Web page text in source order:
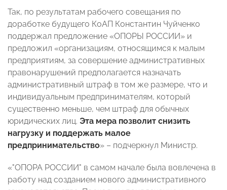
Так, по результатам рабочего совещания по
доработке будущего КоАП Константин Чуйченко
поддержал предложение «ОПОРЫ РОССИИ» и
предложил «организациям, относящимся к малым
предприятиям, за совершение административных
правонарушений предполагается назначать
административный штраф в том же размере, что и
индивидуальным предпринимателям, который
существенно меньше, чем штраф для обычных
юридических лиц. Эта мера позволит снизить
нагрузку и поддержать малое
предпринимательство» – подчеркнул Министр.
«"ОПОРА РОССИИ" в самом начале была вовлечена в
работу над созданием нового административного